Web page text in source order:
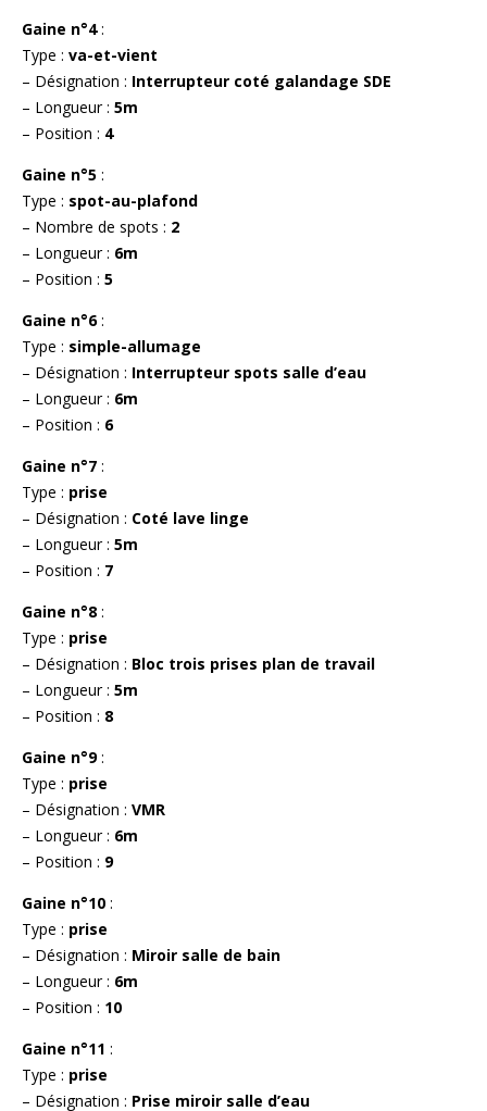
Gaine n°4:
Type : va-et-vient
– Désignation : Interrupteur coté galandage SDE
– Longueur : 5m
– Position : 4
Gaine n°5 :
Type : spot-au-plafond
– Nombre de spots : 2
– Longueur : 6m
– Position : 5
Gaine n°6:
Type : simple-allumage
– Désignation : Interrupteur spots salle d’eau
– Longueur : 6m
– Position : 6
Gaine n°7 :
Type : prise
– Désignation : Coté lave linge
– Longueur : 5m
– Position : 7
Gaine n°8 :
Type : prise
– Désignation : Bloc trois prises plan de travail
– Longueur : 5m
– Position : 8
Gaine n°9:
Type : prise
– Désignation : VMR
– Longueur : 6m
– Position : 9
Gaine n°10 :
Type : prise
– Désignation : Miroir salle de bain
– Longueur : 6m
– Position : 10
Gaine n°11 :
Type : prise
– Désignation : Prise miroir salle d’eau